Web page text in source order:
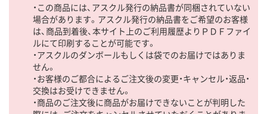
・この商品には、アスクル発行の納品書が同梱されていない
場合があります。アスクル発行の納品書をご希望のお客様
は、商品到着後、本サイト上のご利用履歴よりＰＤＦファイ
ルにて印刷することが可能です。
・アスクルのダンボールもしくは袋でのお届けではありま
せん。
・お客様のご都合によるご注文後の変更・キャンセル・返品・
交換はお受けできません。
・商品のご注文後に商品がお届けできないことが判明した